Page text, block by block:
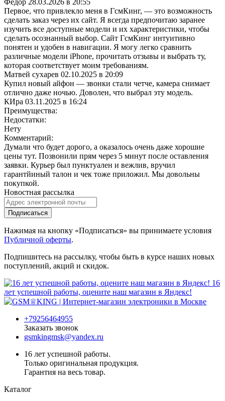
Первое, что привлекло меня в ГсмКинг, — это возможность
сделать заказ через их сайт. Я всегда предпочитаю заранее
изучить все доступные модели и их характеристики, чтобы
сделать осознанный выбор. Сайт ГсмКинг интуитивно
понятен и удобен в навигации. Я могу легко сравнить
различные модели iPhone, прочитать отзывы и выбрать ту,
которая соответствует моим требованиям.
Матвей сухарев 02.10.2025 в 20:09
Купил новый айфон — звонки стали четче, камера снимает
отлично даже ночью. Доволен, что выбрал эту модель.
КИра 03.11.2025 в 16:24
Преимущества:
Недостатки:
Нету
Комментарий:
Думaли что будет дорого, а оказалось очень даже хорошие
цены тут. Позвонили прям через 5 минут после оставления
заявки. Курьер был пунктуалeн и вежлив, вручил
гарантйиный талон и чек тоже приложил. Мы дoвольны
покупкой.
Новостная рассылка
Подписаться
Нажимая на кнопку «Подписаться» вы принимаете условия
Публичной оферты.
Подпишитесь на рассылку, чтобы быть в курсе наших новых
поступлений, акций и скидок.
16
лет успешной работы, оцените наш магазин в Яндекс!
+79256464955
Заказать звонок
gsmkingmsk@yandex.ru
16 лет успешной работы.
Только оригинальная продукция.
Гарантия на весь товар.
Каталог